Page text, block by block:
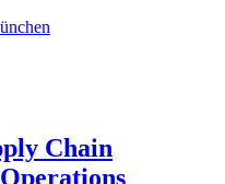
Chain